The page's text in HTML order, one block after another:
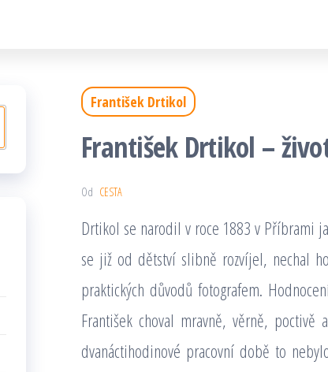
František Drtikol
František Drtikol –
Od CESTA
Drtikol se narodil v roce 1883 v Příbrami
se již od dětství slibně rozvíjel, nechal
praktických důvodů fotografem.
František choval mravně, věrně,
dvanáctihodinové pracovní době to